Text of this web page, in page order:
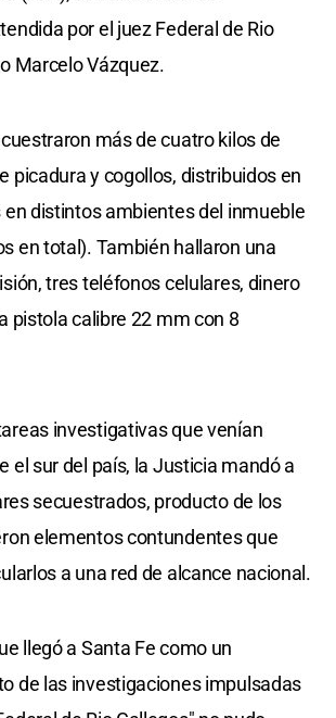
por el juez Federal de Rio
Marcelo Vázquez.
más de cuatro kilos de
picadura y cogollos, distribuidos en
en distintos ambientes del inmueble
en total). También hallaron una
tres teléfonos celulares, dinero
pistola calibre 22 mm con 8
investigativas que venían
el sur del país, la Justicia mandó a
secuestrados, producto de los
elementos contundentes que
a una red de alcance nacional.
llegó a Santa Fe como un
de las investigaciones impulsadas